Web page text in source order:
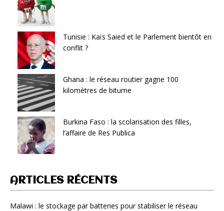
Tunisie : Kaïs Saied et le Parlement bientôt en
conflit ?
Ghana : le réseau routier gagne 100
kilomètres de bitume
Burkina Faso : la scolarisation des filles,
l’affaire de Res Publica
ARTICLES RÉCENTS
Malawi : le stockage par batteries pour stabiliser le réseau